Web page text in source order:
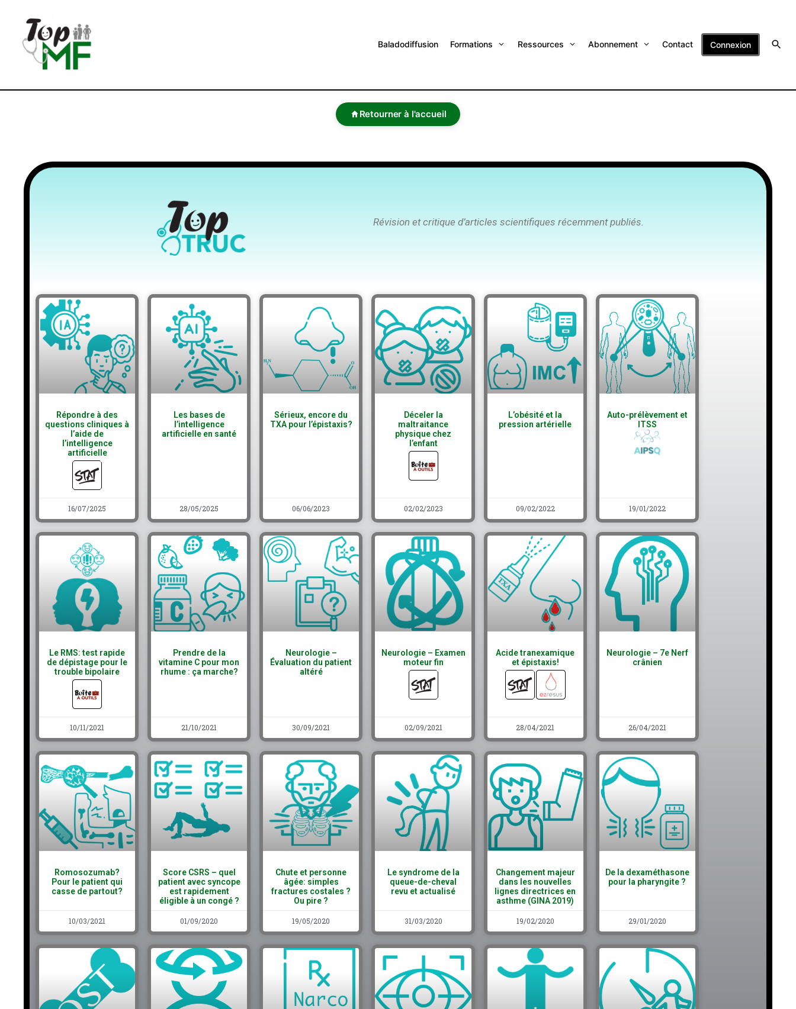
Baladodiffusion Formations Ressources Abonnement Contact Connexion
Retourner à l'accueil
Révision et critique d’articles scientifiques récemment publiés.
Répondre à des
questions cliniques à
l’aide de
l’intelligence
artificielle
16/07/2025
Les bases de
l’intelligence
artificielle en santé
28/05/2025
Sérieux, encore du
TXA pour l’épistaxis?
06/06/2023
Déceler la
maltraitance
physique chez
l’enfant
02/02/2023
L’obésité et la
pression artérielle
09/02/2022
Auto-prélèvement et
ITSS
19/01/2022
Le RMS: test rapide
de dépistage pour le
trouble bipolaire
10/11/2021
Prendre de la
vitamine C pour mon
rhume : ça marche?
21/10/2021
Neurologie –
Évaluation du patient
altéré
30/09/2021
Neurologie – Examen
moteur fin
02/09/2021
Acide tranexamique
et épistaxis!
28/04/2021
Neurologie – 7e Nerf
crânien
26/04/2021
Romosozumab?
Pour le patient qui
casse de partout?
10/03/2021
Score CSRS – quel
patient avec syncope
est rapidement
éligible à un congé ?
01/09/2020
Chute et personne
âgée: simples
fractures costales ?
Ou pire ?
19/05/2020
Le syndrome de la
queue-de-cheval
revu et actualisé
31/03/2020
Changement majeur
dans les nouvelles
lignes directrices en
asthme (GINA 2019)
19/02/2020
De la dexaméthasone
pour la pharyngite ?
29/01/2020